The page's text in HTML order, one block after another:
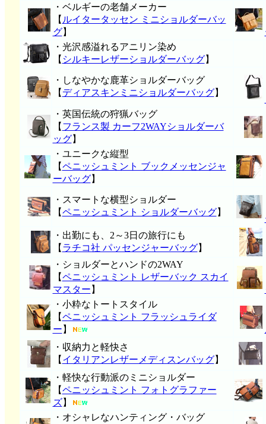
・ベルギーの老舗メーカー
【 ルイタータッセン ミニショルダーバッ
グ】
・光沢感溢れるアニリン染め
【 シルキーレザーショルダーバッグ】
・しなやかな鹿革ショルダーバッグ
【 ディアスキンミニショルダーバッグ】
・英国伝統の狩猟バッグ
【 フランス製 カーフ2WAYショルダーバ
ッグ】
・ユニークな縦型
【ペニッシュミント ブックメッセンジャ
ーバッグ】
・スマートな横型ショルダー
【ペニッシュミント ショルダーバッグ】
・出勤にも、2～3日の旅行にも
【 ラチコ社 パッセンジャーバッグ】
・ショルダーとハンドの2WAY
【ペニッシュミント レザーバック スカイ
マスター 】
・小粋なトートスタイル
【ペニッシュミント フラッシュライダ
ー 】
・収納力と軽快さ
【 イタリアンレザーメディスンバッグ】
・軽快な行動派のミニショルダー
【ペニッシュミント フォトグラファー
ズ】
・オシャレなハンティング・バッグ